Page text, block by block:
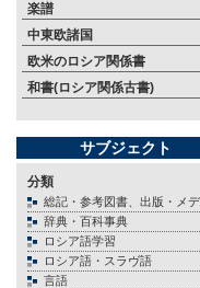
楽譜
中東欧諸国
欧米のロシア関係書
和書(ロシア関係古書)
サブジェクト
分類
総記・参考図書、出版・メ
辞典・百科事典
ロシア語学習
ロシア語・スラヴ語
言語